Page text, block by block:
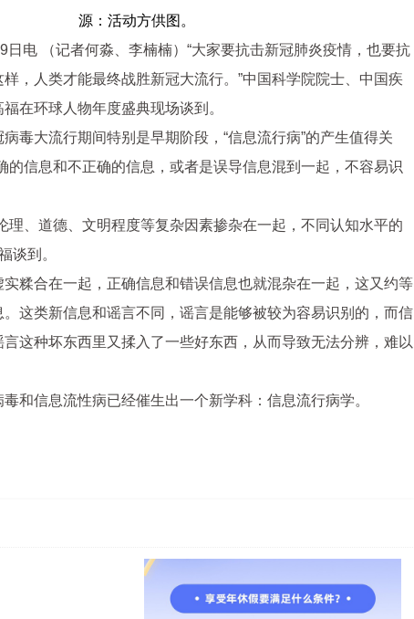
源：活动方供图。
日电 （记者何淼、李楠楠）“大家要抗击新冠肺炎疫情，也要抗
，人类才能最终战胜新冠大流行。”中国科学院院士、中国疾
在环球人物年度盛典现场谈到。
毒大流行期间特别是早期阶段，“信息流行病”的产生值得关
的信息和不正确的信息，或者是误导信息混到一起，不容易识
理、道德、文明程度等复杂因素掺杂在一起，不同认知水平的
谈到。
糅合在一起，正确信息和错误信息也就混杂在一起，这又约等
这类新信息和谣言不同，谣言是能够被较为容易识别的，而信
这种坏东西里又揉入了一些好东西，从而导致无法分辨，难以
和信息流性病已经催生出一个新学科：信息流行病学。